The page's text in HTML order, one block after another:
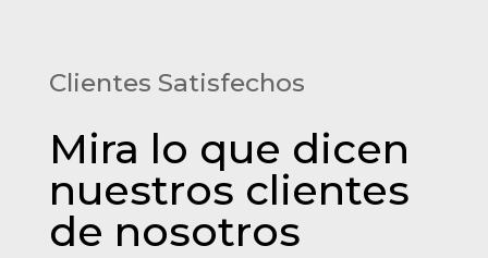
Clientes Satisfechos
Mira lo que dicen
nuestros clientes
de nosotros